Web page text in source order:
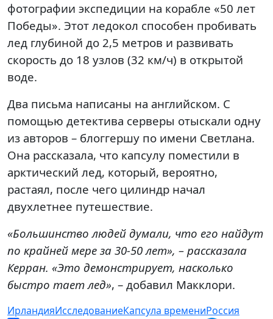
фотографии экспедиции на корабле «50 лет
Победы». Этот ледокол способен пробивать
лед глубиной до 2,5 метров и развивать
скорость до 18 узлов (32 км/ч) в открытой
воде.
Два письма написаны на английском. С
помощью детектива серверы отыскали одну
из авторов – блоггершу по имени Светлана.
Она рассказала, что капсулу поместили в
арктический лед, который, вероятно,
растаял, после чего цилиндр начал
двухлетнее путешествие.
«Большинство людей думали, что его найдут
по крайней мере за 30-50 лет», – рассказала
Керран. «Это демонстрирует, насколько
быстро тает лед», – добавил Макклори.
ИрландияИсследованиеКапсула времениРоссия